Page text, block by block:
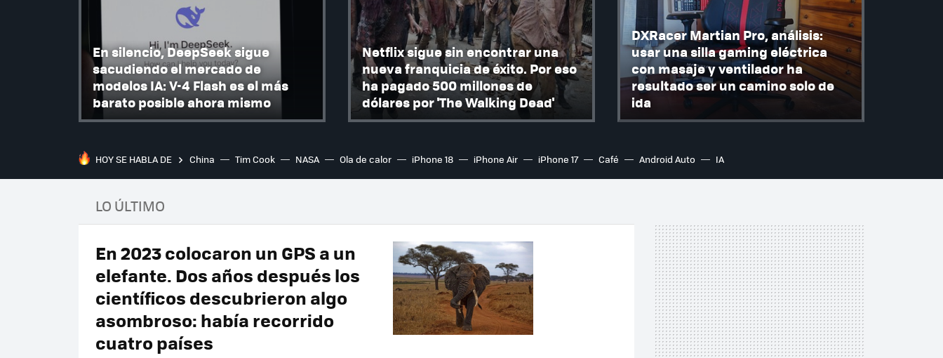
En silencio, DeepSeek sigue
sacudiendo el mercado de
modelos IA: V-4 Flash es el más
barato posible ahora mismo
Netflix sigue sin encontrar una
nueva franquicia de éxito. Por eso
ha pagado 500 millones de
dólares por 'The Walking Dead'
DXRacer Martian Pro, análisis:
usar una silla gaming eléctrica
con masaje y ventilador ha
resultado ser un camino solo de
ida
HOY SE HABLA DE China Tim Cook NASA Ola de calor iPhone 18 iPhone Air iPhone 17 Café Android Auto IA
LO ÚLTIMO
En 2023 colocaron un GPS a un
elefante. Dos años después los
científicos descubrieron algo
asombroso: había recorrido
cuatro países